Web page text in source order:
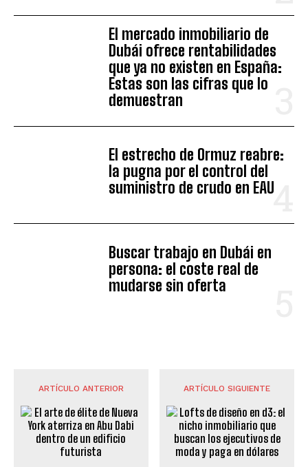
El mercado inmobiliario de
Dubái ofrece rentabilidades
que ya no existen en España:
Estas son las cifras que lo
demuestran
El estrecho de Ormuz reabre:
la pugna por el control del
suministro de crudo en EAU
Buscar trabajo en Dubái en
persona: el coste real de
mudarse sin oferta
ARTÍCULO ANTERIOR ARTÍCULO SIGUIENTE